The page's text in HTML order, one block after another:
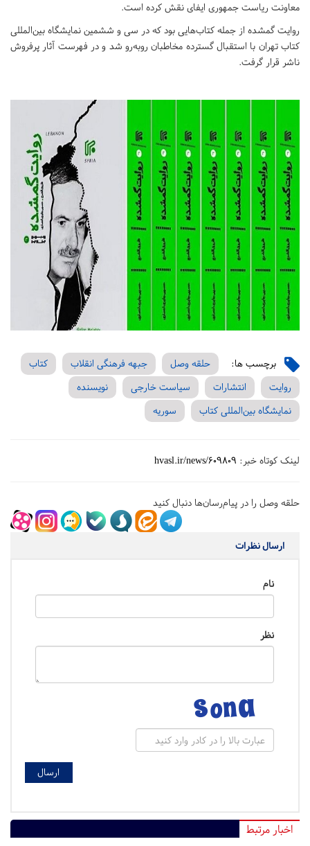
معاونت ریاست جمهوری ایفای نقش کرده است.
روایت گمشده از جمله کتاب‌هایی بود که در سی و ششمین نمایشگاه بین‌المللی
کتاب تهران با استقبال گسترده مخاطبان روبه‌رو شد و در فهرست آثار پرفروش
ناشر قرار گرفت.
برچسب ها: حلقه وصل جبهه فرهنگی انقلاب
کتاب
روایت
انتشارات سیاست خارجی
نویسنده
نمایشگاه بین‌المللی کتاب
سوریه
لینک کوتاه خبر: hvasl.ir/news/609809
حلقه وصل را در پیام‌رسان‌ها دنبال کنید
ارسال نظرات
نام
نظر
اخبار مرتبط